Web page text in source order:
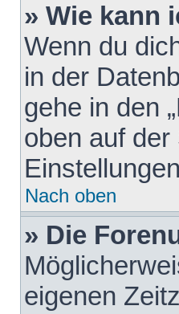
» Wie kann
Wenn du
in der
gehe in den
oben auf
Nach oben
» Die
eigenen